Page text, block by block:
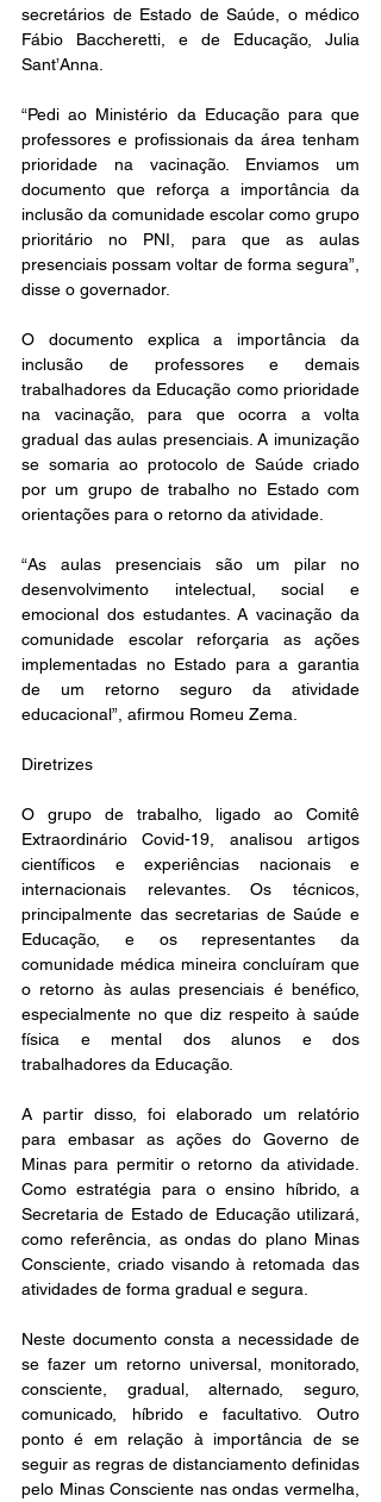
secretários de Estado de Saúde, o médico
Fábio Baccheretti, e de Educação, Julia
Sant’Anna.
“Pedi ao Ministério da Educação para que
professores e profissionais da área tenham
prioridade na vacinação. Enviamos um
documento que reforça a importância da
inclusão da comunidade escolar como grupo
prioritário no PNI, para que as aulas
presenciais possam voltar de forma segura”,
disse o governador.
O documento explica a importância da
inclusão de professores e demais
trabalhadores da Educação como prioridade
na vacinação, para que ocorra a volta
gradual das aulas presenciais. A imunização
se somaria ao protocolo de Saúde criado
por um grupo de trabalho no Estado com
orientações para o retorno da atividade.
“As aulas presenciais são um pilar no
desenvolvimento intelectual, social e
emocional dos estudantes. A vacinação da
comunidade escolar reforçaria as ações
implementadas no Estado para a garantia
de um retorno seguro da atividade
educacional”, afirmou Romeu Zema.
Diretrizes
O grupo de trabalho, ligado ao Comitê
Extraordinário Covid-19, analisou artigos
científicos e experiências nacionais e
internacionais relevantes. Os técnicos,
principalmente das secretarias de Saúde e
Educação, e os representantes da
comunidade médica mineira concluíram que
o retorno às aulas presenciais é benéfico,
especialmente no que diz respeito à saúde
física e mental dos alunos e dos
trabalhadores da Educação.
A partir disso, foi elaborado um relatório
para embasar as ações do Governo de
Minas para permitir o retorno da atividade.
Como estratégia para o ensino híbrido, a
Secretaria de Estado de Educação utilizará,
como referência, as ondas do plano Minas
Consciente, criado visando à retomada das
atividades de forma gradual e segura.
Neste documento consta a necessidade de
se fazer um retorno universal, monitorado,
consciente, gradual, alternado, seguro,
comunicado, híbrido e facultativo. Outro
ponto é em relação à importância de se
seguir as regras de distanciamento definidas
pelo Minas Consciente nas ondas vermelha,